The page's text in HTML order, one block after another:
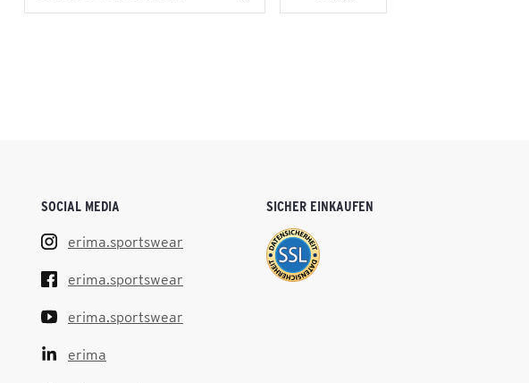
SOCIAL MEDIA
erima.sportswear
erima.sportswear
erima.sportswear
erima
SICHER EINKAUFEN